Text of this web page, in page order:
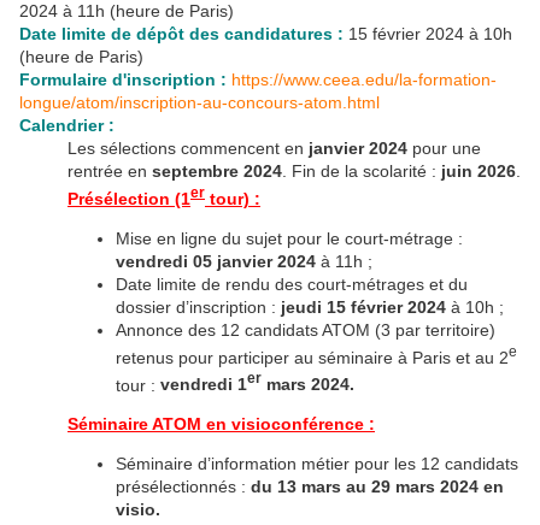
2024 à 11h (heure de Paris)
Date limite de dépôt des candidatures : 15 février 2024 à 10h
(heure de Paris)
Formulaire d'inscription : https://www.ceea.edu/la-formation-
longue/atom/inscription-au-concours-atom.html
Calendrier :
Les sélections commencent en janvier 2024 pour une
rentrée en septembre 2024 . Fin de la scolarité : juin 2026
Présélection (1er tour) :
Mise en ligne du sujet pour le court-métrage :
vendredi 05 janvier 2024 à 11h ;
Date limite de rendu des court-métrages et du
dossier d’inscription : jeudi 15 février 2024 à 10h ;
Annonce des 12 candidats ATOM (3 par territoire)
retenus pour participer au séminaire à Paris et au 2e
tour : vendredi 1er mars 2024.
Séminaire ATOM en visioconférence :
Séminaire d’information métier pour les 12 candidats
présélectionnés : du 13 mars au 29 mars 2024 en
visio.